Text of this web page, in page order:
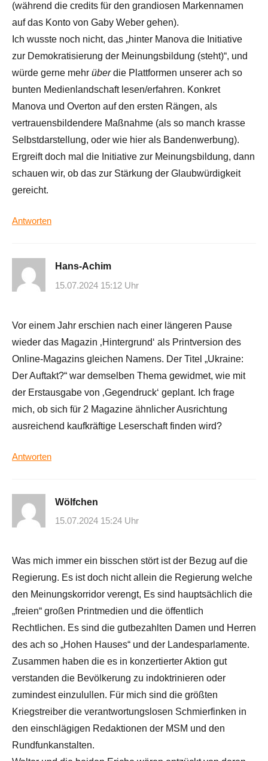
(während die credits für den grandiosen Markennamen
auf das Konto von Gaby Weber gehen).
Ich wusste noch nicht, das „hinter Manova die Initiative
zur Demokratisierung der Meinungsbildung (steht)“, und
würde gerne mehr überdie Plattformen unserer ach so
bunten Medienlandschaft lesen/erfahren. Konkret
Manova und Overton auf den ersten Rängen, als
vertrauensbildendere Maßnahme (als so manch krasse
Selbstdarstellung, oder wie hier als Bandenwerbung).
Ergreift doch mal die Initiative zur Meinungsbildung, dann
schauen wir, ob das zur Stärkung der Glaubwürdigkeit
gereicht.
Antworten
Hans-Achim
15.07.2024 15:12 Uhr
Vor einem Jahr erschien nach einer längeren Pause
wieder das Magazin ‚Hintergrund‘ als Printversion des
Online-Magazins gleichen Namens. Der Titel „Ukraine:
Der Auftakt?“ war demselben Thema gewidmet, wie mit
der Erstausgabe von ‚Gegendruck‘ geplant. Ich frage
mich, ob sich für 2 Magazine ähnlicher Ausrichtung
ausreichend kaufkräftige Leserschaft finden wird?
Antworten
Wölfchen
15.07.2024 15:24 Uhr
Was mich immer ein bisschen stört ist der Bezug auf die
Regierung. Es ist doch nicht allein die Regierung welche
den Meinungskorridor verengt, Es sind hauptsächlich die
„freien“ großen Printmedien und die öffentlich
Rechtlichen. Es sind die gutbezahlten Damen und Herren
des ach so „Hohen Hauses“ und der Landesparlamente.
Zusammen haben die es in konzertierter Aktion gut
verstanden die Bevölkerung zu indoktrinieren oder
zumindest einzulullen. Für mich sind die größten
Kriegstreiber die verantwortungslosen Schmierfinken in
den einschlägigen Redaktionen der MSM und den
Rundfunkanstalten.